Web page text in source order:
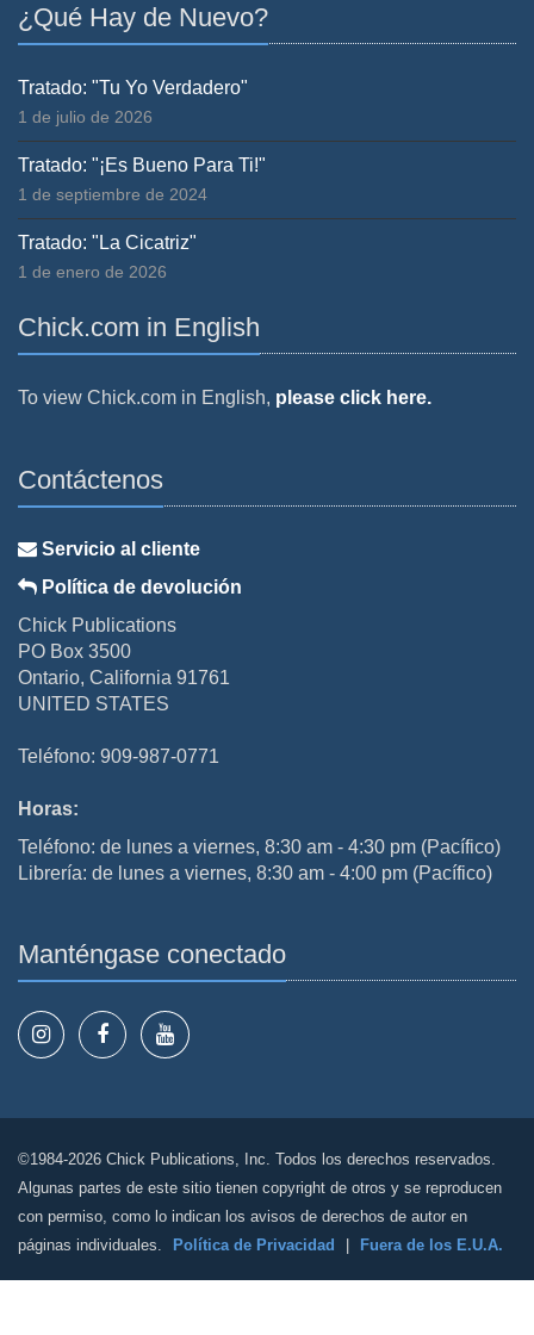
¿Qué Hay de Nuevo?
Tratado: "Tu Yo Verdadero"
1 de julio de 2026
Tratado: "¡Es Bueno Para Ti!"
1 de septiembre de 2024
Tratado: "La Cicatriz"
1 de enero de 2026
Chick.com in English
To view Chick.com in English, please click here.
Contáctenos
Servicio al cliente
Política de devolución
Chick Publications
PO Box 3500
Ontario, California 91761
UNITED STATES
Teléfono: 909-987-0771
Horas:
Teléfono: de lunes a viernes, 8:30 am - 4:30 pm (Pacífico)
Librería: de lunes a viernes, 8:30 am - 4:00 pm (Pacífico)
Manténgase conectado
©1984-2026 Chick Publications, Inc. Todos los derechos reservados.
Algunas partes de este sitio tienen copyright de otros y se reproducen
con permiso, como lo indican los avisos de derechos de autor en
páginas individuales.
Política de Privacidad | Fuera de los E.U.A.